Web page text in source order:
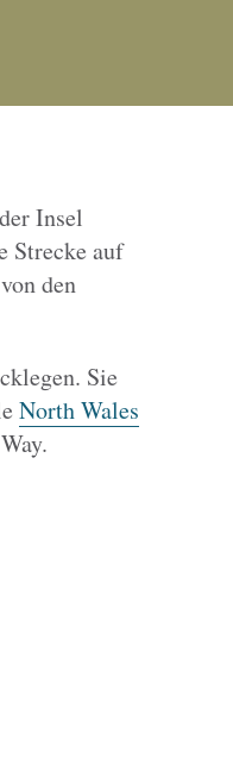
Insel
Strecke auf
den
Sie
North Wales